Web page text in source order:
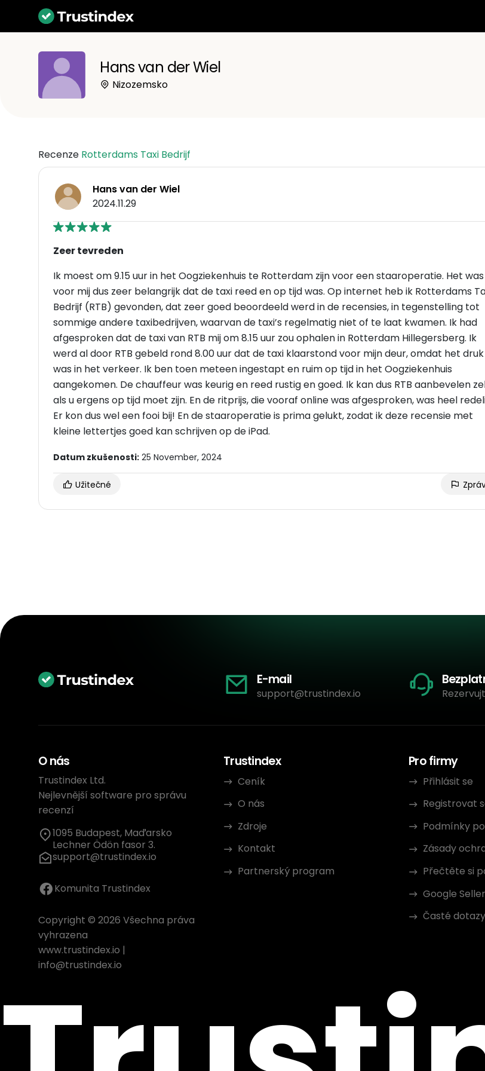
Hans van der Wiel
Nizozemsko
Recenze Rotterdams Taxi Bedrijf
Hans van der Wiel
2024.11.29
Zeer tevreden
Ik moest om 9.15 uur in het Oogziekenhuis te Rotterdam zijn voor een staaroperatie. Het was
voor mij dus zeer belangrijk dat de taxi reed en op tijd was. Op internet heb ik Rotterdams
Bedrijf (RTB) gevonden, dat zeer goed beoordeeld werd in de recensies, in tegenstelling tot
sommige andere taxibedrijven, waarvan de taxi’s regelmatig niet of te laat kwamen. Ik had
afgesproken dat de taxi van RTB mij om 8.15 uur zou ophalen in Rotterdam Hillegersberg. Ik
werd al door RTB gebeld rond 8.00 uur dat de taxi klaarstond voor mijn deur, omdat het druk
was in het verkeer. Ik ben toen meteen ingestapt en ruim op tijd in het Oogziekenhuis
aangekomen. De chauffeur was keurig en reed rustig en goed. Ik kan dus RTB aanbevelen
als u ergens op tijd moet zijn. En de ritprijs, die vooraf online was afgesproken, was heel
Er kon dus wel een fooi bij! En de staaroperatie is prima gelukt, zodat ik deze recensie met
kleine lettertjes goed kan schrijven op de iPad.
Datum zkušenosti: 25 November, 2024
Užitečné
E-mail
support@trustindex.io
O nás
Trustindex Ltd.
Nejlevnější software pro správu
recenzí
1095 Budapest, Maďarsko
Lechner Ödön fasor 3.
support@trustindex.io
Komunita Trustindex
Copyright © 2026 Všechna práva
vyhrazena
www.trustindex.io |
info@trustindex.io
Trustindex
Ceník
O nás
Zdroje
Kontakt
Partnerský program
Pro firmy
Přihlásit se
Registrovat
Podmínky
Zásady
Přečtěte si
Google
Časté dotazy